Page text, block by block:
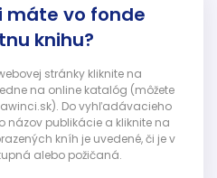
máte vo fonde
knihu?
stránky kliknite na
na online katalóg (môžete
Do vyhľadávacieho
názov publikácie a kliknite na
kníh je uvedené, či je v
alebo požičaná.